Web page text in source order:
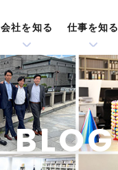
会社を知る 仕事を知る
BLOG